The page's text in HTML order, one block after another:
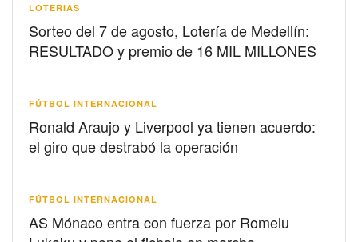
LOTERIAS
Sorteo del 7 de agosto, Lotería de Medellín:
RESULTADO y premio de 16 MIL MILLONES
FÚTBOL INTERNACIONAL
Ronald Araujo y Liverpool ya tienen acuerdo:
el giro que destrabó la operación
FÚTBOL INTERNACIONAL
AS Mónaco entra con fuerza por Romelu